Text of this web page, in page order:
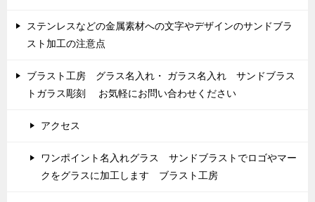
ステンレスなどの金属素材への文字やデザインのサンドブラ
スト加工の注意点
ブラスト工房 グラス名入れ・ ガラス名入れ サンドブラス
トガラス彫刻 お気軽にお問い合わせください
アクセス
ワンポイント名入れグラス サンドブラストでロゴやマー
クをグラスに加工します ブラスト工房